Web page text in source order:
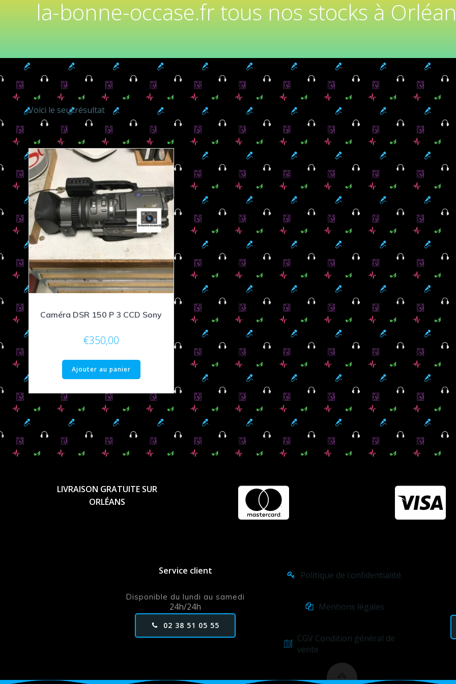
la-bonne-occase.fr tous nos stocks à
Voici le seul résultat
Caméra DSR 150 P 3 CCD Sony
€350,00
Ajouter au panier
LIVRAISON GRATUITE SUR
ORLÉANS
Service client
Disponible du lundi au samedi
24h/24h
02 38 51 05 55
Politique de confidentialité.
Mentions légales
CGV Condition général de
vente